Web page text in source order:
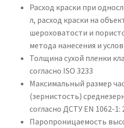
Расход краски при
л, расход краски на
шероховатости и
метода нанесения и
Толщина сухой пленки
согласно ISO 3233
Максимальный размер
(зернистость)
согласно ДСТУ EN 1062-1:
Паропроницаемость